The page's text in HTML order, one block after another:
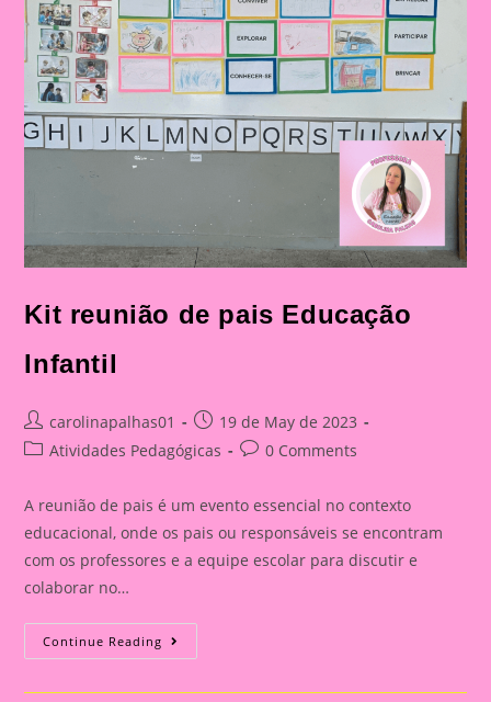
Kit reunião de pais Educação
Infantil
Post
author:
carolinapalhas01
Post
published:
19 de May de 2023
PostAtividades Pedagógicas
Post0 Comments
A reunião de pais é um evento essencial no contexto
educacional, onde os pais ou responsáveis se encontram
com os professores e a equipe escolar para discutir e
colaborar no…
Continue Reading Kit
Reunião
Pais